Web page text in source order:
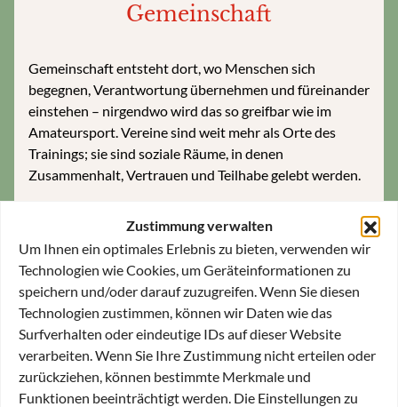
Zustimmung verwalten
Um Ihnen ein optimales Erlebnis zu bieten, verwenden wir
Technologien wie Cookies, um Geräteinformationen zu
speichern und/oder darauf zuzugreifen. Wenn Sie diesen
Technologien zustimmen, können wir Daten wie das
Surfverhalten oder eindeutige IDs auf dieser Website
verarbeiten. Wenn Sie Ihre Zustimmung nicht erteilen oder
zurückziehen, können bestimmte Merkmale und
Funktionen beeinträchtigt werden. Die Einstellungen zu
Gemeinschaft
Gemeinschaft entsteht dort, wo Menschen sich
begegnen, Verantwortung übernehmen und füreinander
einstehen – nirgendwo wird das so greifbar wie im
Amateursport. Vereine sind weit mehr als Orte des
Trainings; sie sind soziale Räume, in denen
Zusammenhalt, Vertrauen und Teilhabe gelebt werden.
: im Training, in der Kabine, bei Siegen
und Niederlagen. Dort habe ich gelernt, was Teamgeist
wirklich bedeutet – dass es auf jeden ankommt, dass
Engagement zählt, dass man gemeinsam stärker ist.
Ich bin immer wieder beeindruckt, wie viel
Innovationskraft und Tatendrangin den Sportvereinen
steckt. So viele Menschen engagieren sich tagtäglich für
das Richtige – oft leise, aber mit großer Wirkung. Sie